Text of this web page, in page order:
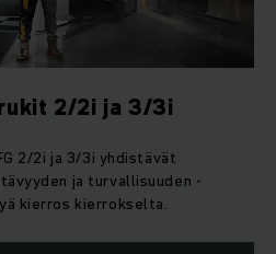
2/2i ja 3/3i
2/2i ja 3/3i yhdistävät
ja turvallisuuden -
kierros kierrokselta.